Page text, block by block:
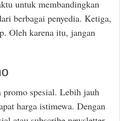
untuk membandingkan
berbagai penyedia. Ketiga,
Oleh karena itu, jangan
spesial. Lebih jauh
harga istimewa. Dengan